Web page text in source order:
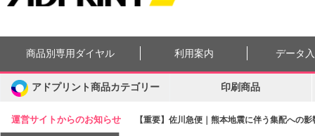
運営サイトからのお知らせ 【重要】佐川急便｜熊本地震に伴う集配への
商品別専用ダイヤル 利用案内 データ
アドプリント商品カテゴリー 印刷商品